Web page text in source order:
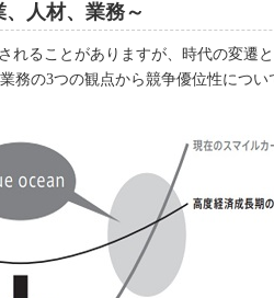
人材、業務～
れることがありますが、時代の変遷
務の3つの観点から競争優位性につい